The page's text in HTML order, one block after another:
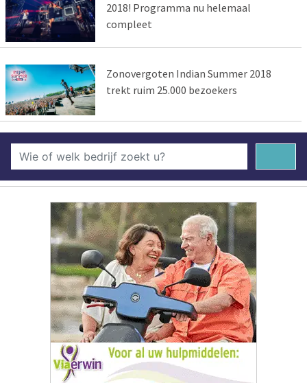
2018! Programma nu helemaal
compleet
Zonovergoten Indian Summer 2018
trekt ruim 25.000 bezoekers